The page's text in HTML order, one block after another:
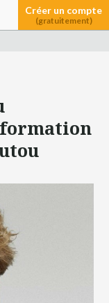
Créer un compte
(gratuitement)